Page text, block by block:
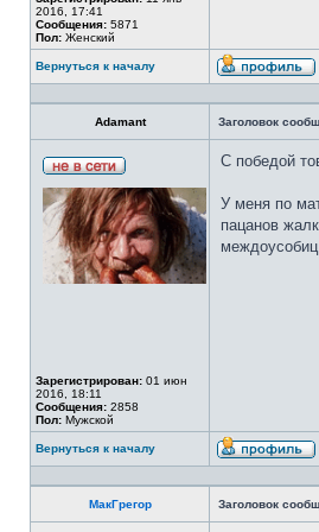
2016, 17:41
Сообщения: 5871
Пол: Женский
Вернуться к началу
Adamant Заголовок
Зарегистрирован: 01 июн
2016, 18:11
Сообщения: 2858
Пол: Мужской
С победой
У меня по
пацанов
Вернуться к началу
МакГрегор Заголовок